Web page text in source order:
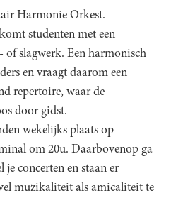
Harmonie Orkest.
studenten met een
of slagwerk. Een harmonisch
en vraagt daarom een
repertoire, waar de
door gidst.
wekelijks plaats op
om 20u. Daarbovenop ga
je concerten en staan er
muzikaliteit als amicaliteit te